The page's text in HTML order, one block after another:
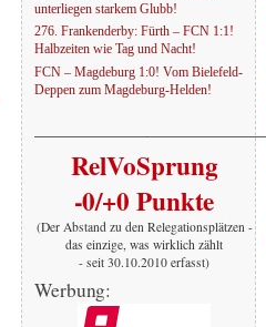
unterliegen starkem Glubb!
276. Frankenderby: Fürth – FCN 1:1!
Halbzeiten wie Tag und Nacht!
FCN – Magdeburg 1:0! Vom Bielefeld-
Deppen zum Magdeburg-Helden!
RelVoSprung
-0/+0 Punkte
(Der Abstand zu den Relegationsplätzen -
das einzige, was wirklich zählt
- seit 30.10.2010 erfasst)
Werbung: